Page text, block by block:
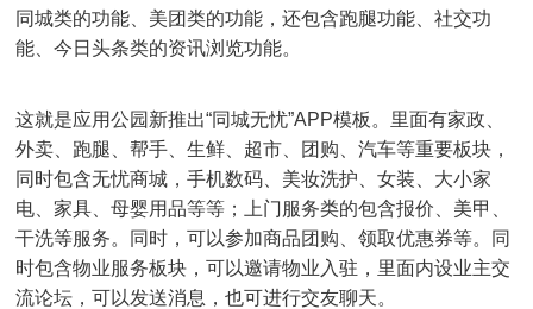
同城类的功能、美团类的功能，还包含跑腿功能、社交功
能、今日头条类的资讯浏览功能。
这就是应用公园新推出“同城无忧”APP模板。里面有家政、
外卖、跑腿、帮手、生鲜、超市、团购、汽车等重要板块，
同时包含无忧商城，手机数码、美妆洗护、女装、大小家
电、家具、母婴用品等等；上门服务类的包含报价、美甲、
干洗等服务。同时，可以参加商品团购、领取优惠券等。同
时包含物业服务板块，可以邀请物业入驻，里面内设业主交
流论坛，可以发送消息，也可进行交友聊天。